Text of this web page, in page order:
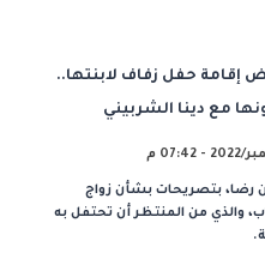
إقامة حفل زفاف لابنتها..
مع دينا الشربيني
رضا، بتصريحات بشأن زواج
والذي من المنتظر أن تحتفل به